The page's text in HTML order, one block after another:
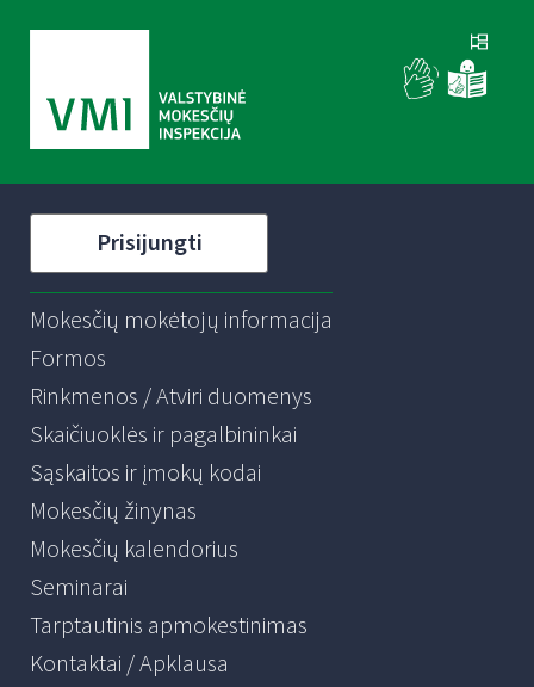
Prisijungti
Mokesčių mokėtojų informacija
Formos
Rinkmenos / Atviri duomenys
Skaičiuoklės ir pagalbininkai
Sąskaitos ir įmokų kodai
Mokesčių žinynas
Mokesčių kalendorius
Seminarai
Tarptautinis apmokestinimas
Kontaktai / Apklausa